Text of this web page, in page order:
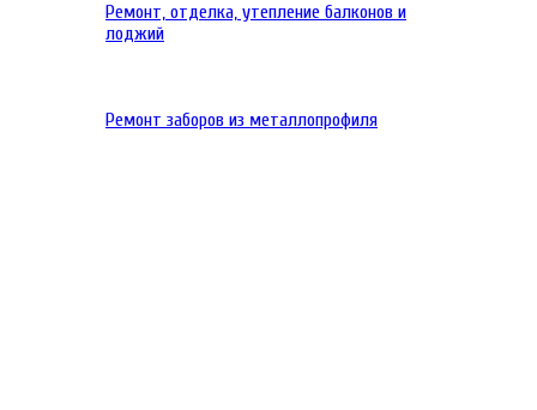
Ремонт, отделка, утепление балконов и
лоджий
Ремонт заборов из металлопрофиля